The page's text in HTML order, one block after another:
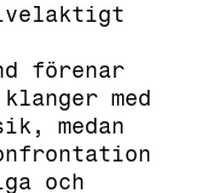
förenar
med
medan
och